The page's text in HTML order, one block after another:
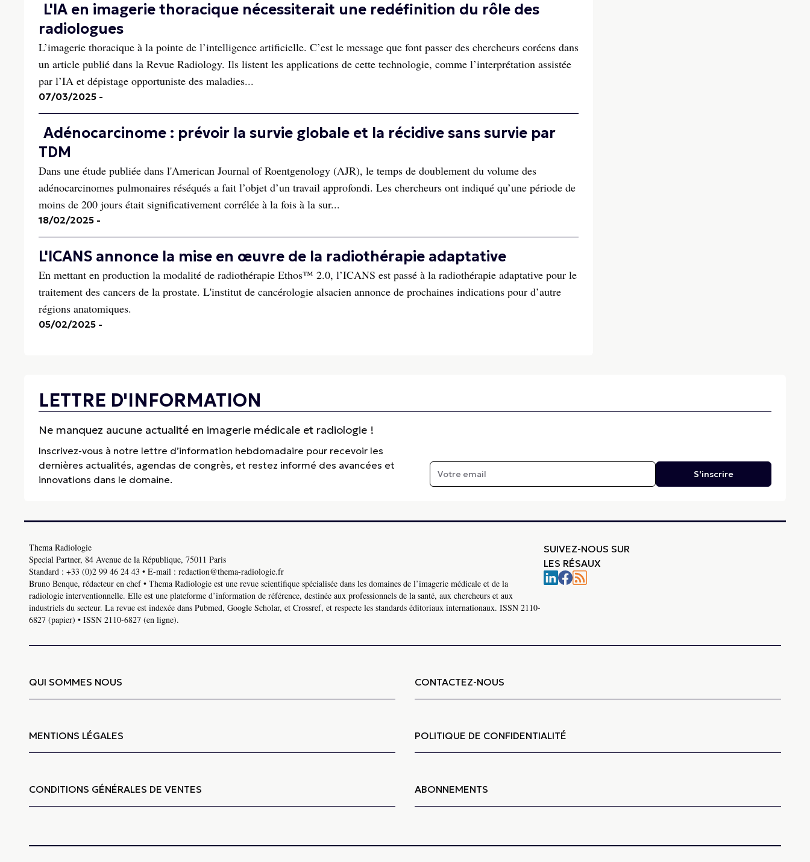
L'IA en imagerie thoracique nécessiterait une redéfinition du rôle des
radiologues
L’imagerie thoracique à la pointe de l’intelligence artificielle. C’est le message que font passer des chercheurs coréens dans
un article publié dans la Revue Radiology. Ils listent les applications de cette technologie, comme l’interprétation assistée
par l’IA et dépistage opportuniste des maladies...
07/03/2025 -
Adénocarcinome : prévoir la survie globale et la récidive sans survie par
TDM
Dans une étude publiée dans l'American Journal of Roentgenology (AJR), le temps de doublement du volume des
adénocarcinomes pulmonaires réséqués a fait l’objet d’un travail approfondi. Les chercheurs ont indiqué qu’une période de
moins de 200 jours était significativement corrélée à la fois à la sur...
18/02/2025 -
L'ICANS annonce la mise en œuvre de la radiothérapie adaptative
En mettant en production la modalité de radiothérapie Ethos™ 2.0, l’ICANS est passé à la radiothérapie adaptative pour le
traitement des cancers de la prostate. L'institut de cancérologie alsacien annonce de prochaines indications pour d’autre
régions anatomiques.
05/02/2025 -
LETTRE D'INFORMATION
Ne manquez aucune actualité en imagerie médicale et radiologie !
Inscrivez-vous à notre lettre d’information hebdomadaire pour recevoir les
dernières actualités, agendas de congrès, et restez informé des avancées et
innovations dans le domaine.
S'inscrire
Thema Radiologie
Special Partner, 84 Avenue de la République, 75011 Paris
Standard : +33 (0)2 99 46 24 43 • E-mail : redaction@thema-radiologie.fr
Bruno Benque, rédacteur en chef • Thema Radiologie est une revue scientifique spécialisée dans les domaines de l’imagerie médicale et de la
radiologie interventionnelle. Elle est une plateforme d’information de référence, destinée aux professionnels de la santé, aux chercheurs et aux
industriels du secteur. La revue est indexée dans Pubmed, Google Scholar, et Crossref, et respecte les standards éditoriaux internationaux. ISSN 2110-
6827 (papier) • ISSN 2110-6827 (en ligne).
SUIVEZ-NOUS SUR
LES RÉSAUX
QUI SOMMES NOUS CONTACTEZ-NOUS
MENTIONS LÉGALES POLITIQUE DE CONFIDENTIALITÉ
CONDITIONS GÉNÉRALES DE VENTES ABONNEMENTS